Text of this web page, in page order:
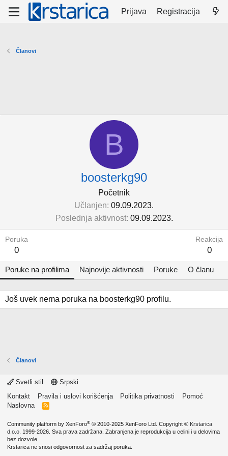
Prijava Registracija
Članovi
B
boosterkg90
Početnik
Učlanjen 09.09.2023.
Poslednja aktivnost 09.09.2023.
Poruka
0
Reakcija
0
Poruke na profilima Najnovije aktivnosti Poruke O članu
Još uvek nema poruka na boosterkg90 profilu.
Članovi
Svetli stil
Srpski
Kontakt
Pravila i uslovi korišćenja Politika privatnosti
Pomoć
Naslovna
R
Community platform by XenForo® © 2010-2025 XenForo Ltd. Copyright © Krstarica
d.o.o. 1999-2026. Sva prava zadržana. Zabranjena je reprodukcija u celini i u delovima
bez dozvole.
Krstarica ne snosi odgovornost za sadržaj poruka.